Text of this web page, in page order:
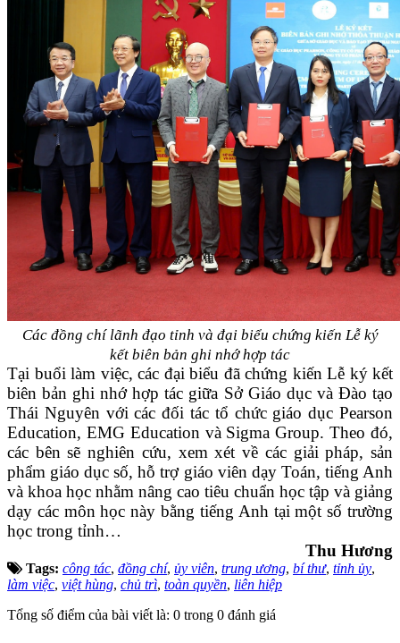
Các đồng chí lãnh đạo tỉnh và đại biểu chứng kiến Lễ ký
kết biên bản ghi nhớ hợp tác
Tại buổi làm việc, các đại biểu đã chứng kiến Lễ ký kết
biên bản ghi nhớ hợp tác giữa Sở Giáo dục và Đào tạo
Thái Nguyên với các đối tác tổ chức giáo dục Pearson
Education, EMG Education và Sigma Group. Theo đó,
các bên sẽ nghiên cứu, xem xét về các giải pháp, sản
phẩm giáo dục số, hỗ trợ giáo viên dạy Toán, tiếng Anh
và khoa học nhằm nâng cao tiêu chuẩn học tập và giảng
dạy các môn học này bằng tiếng Anh tại một số trường
học trong tỉnh…
Thu Hương
Tags: công tác, đồng chí, ủy viên, trung ương, bí thư, tỉnh ủy,
làm việc, việt hùng, chủ trì, toàn quyền, liên hiệp
Tổng số điểm của bài viết là: 0 trong 0 đánh giá